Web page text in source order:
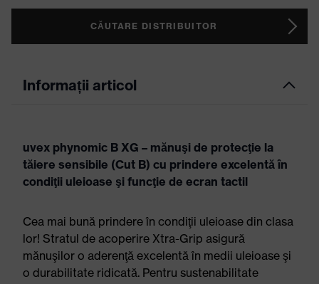
CĂUTARE DISTRIBUITOR
Informații articol
uvex phynomic B XG – mănuşi de protecţie la
tăiere sensibile (Cut B) cu prindere excelentă în
condiţii uleioase şi funcţie de ecran tactil
Cea mai bună prindere în condiţii uleioase din clasa
lor! Stratul de acoperire Xtra-Grip asigură
mănuşilor o aderenţă excelentă în medii uleioase şi
o durabilitate ridicată. Pentru sustenabilitate